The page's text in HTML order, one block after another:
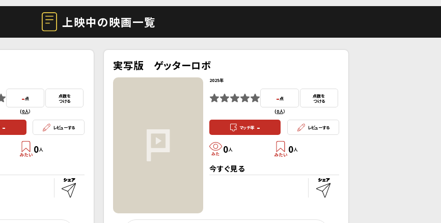
上映中の映画一覧
-点
(0人）
点数を
つける
- レビューする
0人
実写版 ゲッターロボ
2025年
-点
(0人）
点数を
つける
マッチ率 - レビューする
0人 0人
今すぐ見る